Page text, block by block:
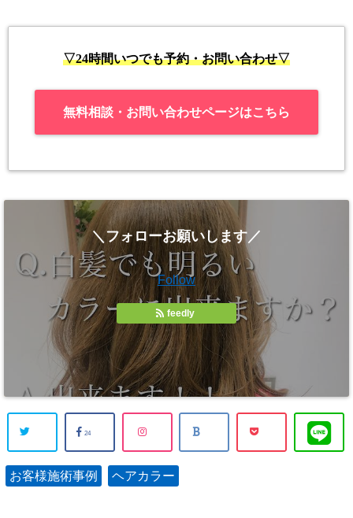
▽24時間いつでも予約・お問い合わせ▽
無料相談・お問い合わせページはこちら
＼フォローお願いします／
Follow
feedly
24
お客様施術事例 ヘアカラー